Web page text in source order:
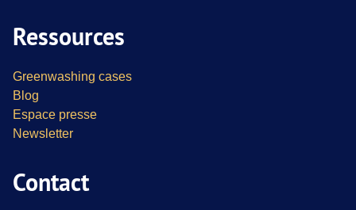
Ressources
Greenwashing cases
Blog
Espace presse
Newsletter
Contact